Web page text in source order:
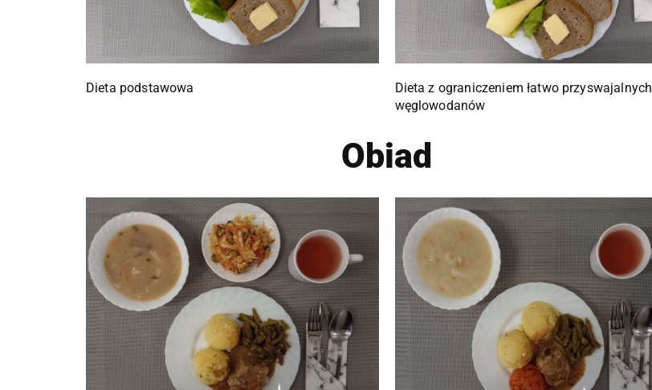
Dieta podstawowa
Dieta z ograniczeniem łatwo przyswajalnych
węglowodanów
Obiad